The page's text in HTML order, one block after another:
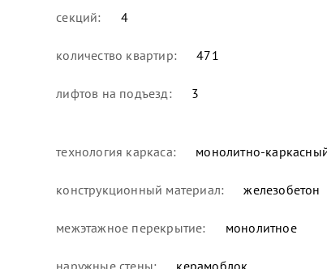
секций: 4
количество квартир: 471
лифтов на подъезд: 3
технология каркаса: монолитно-
конструкционный материал: железобетон
межэтажное перекрытие: монолитное
наружные стены: керамоблок